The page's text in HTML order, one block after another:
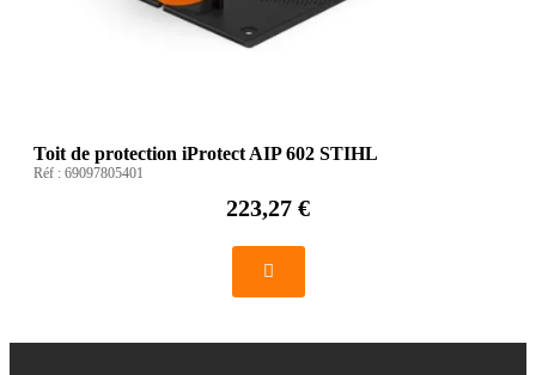
Toit de protection iProtect AIP 602 STIHL
Réf : 69097805401
223,27 €